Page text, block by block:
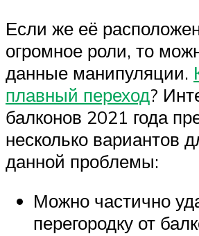
Если же её
огромное роли, то
данные манипуляции.
плавный переход?
балконов 2021 года
несколько вариантов
данной проблемы:
Можно частично
перегородку от